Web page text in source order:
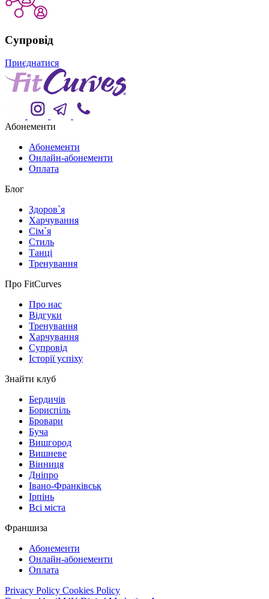
Супровід
Приєднатися
Абонементи
Абонементи
Онлайн-абонементи
Оплата
Блог
Здоров`я
Харчування
Сім`я
Стиль
Танці
Тренування
Про FitCurves
Про нас
Відгуки
Тренування
Харчування
Супровід
Історії успіху
Знайти клуб
Бердичів
Бориспіль
Бровари
Буча
Вишгород
Вишневе
Вінниця
Дніпро
Івано-Франківськ
Ірпінь
Всі міста
Франшиза
Абонементи
Онлайн-абонементи
Оплата
Privacy Policy Cookies Policy